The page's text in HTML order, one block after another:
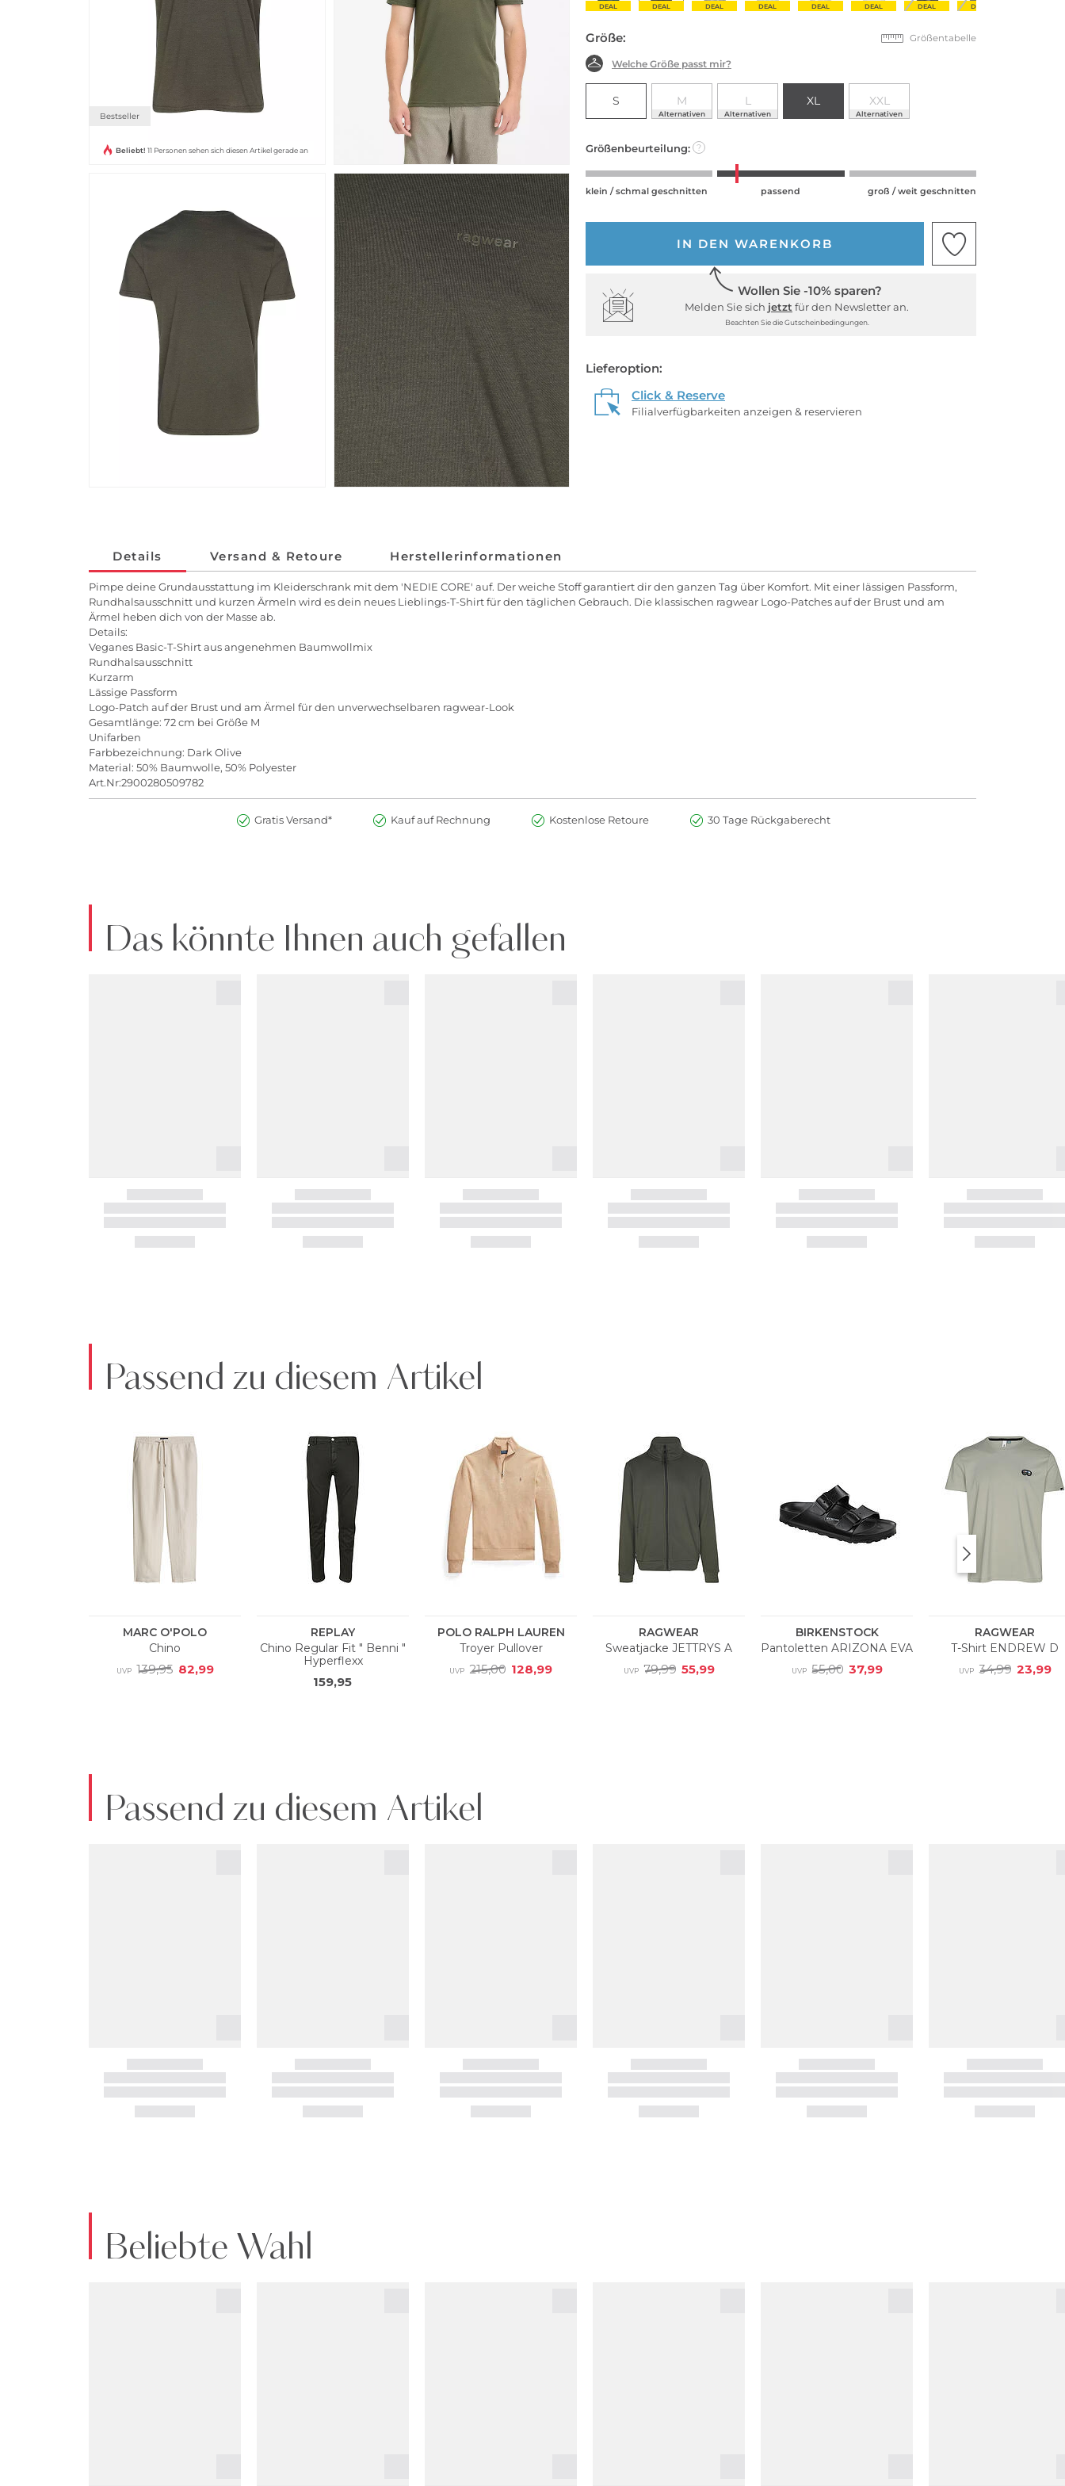
Bestseller
Beliebt! 11 Personen sehen sich diesen Artikel gerade an
DEAL DEAL DEAL DEAL DEAL DEAL DEAL DEAL
Größe: Größentabelle
Welche Größe passt mir?
S M
Alternativen
L
Alternativen
XL XXL
Alternativen
Größenbeurteilung: ?
klein / schmal geschnitten passend groß / weit geschnitten
IN DEN WARENKORB
Wollen Sie -10% sparen?
Melden Sie sich jetzt für den Newsletter an.
Beachten Sie die Gutscheinbedingungen.
Lieferoption:
Click & Reserve
Filialverfügbarkeiten anzeigen & reservieren
Details Versand & Retoure Herstellerinformationen
Pimpe deine Grundausstattung im Kleiderschrank mit dem 'NEDIE CORE' auf. Der weiche Stoff garantiert dir den ganzen Tag über Komfort. Mit einer lässigen Passform,
Rundhalsausschnitt und kurzen Ärmeln wird es dein neues Lieblings-T-Shirt für den täglichen Gebrauch. Die klassischen ragwear Logo-Patches auf der Brust und am
Ärmel heben dich von der Masse ab.
Details:
Veganes Basic-T-Shirt aus angenehmen Baumwollmix
Rundhalsausschnitt
Kurzarm
Lässige Passform
Logo-Patch auf der Brust und am Ärmel für den unverwechselbaren ragwear-Look
Gesamtlänge: 72 cm bei Größe M
Unifarben
Farbbezeichnung: Dark Olive
Material: 50% Baumwolle, 50% Polyester
Art.Nr:2900280509782
Gratis Versand* Kauf auf Rechnung Kostenlose Retoure 30 Tage Rückgaberecht
Das könnte Ihnen auch gefallen
Passend zu diesem Artikel
Passend zu diesem Artikel
Beliebte Wahl